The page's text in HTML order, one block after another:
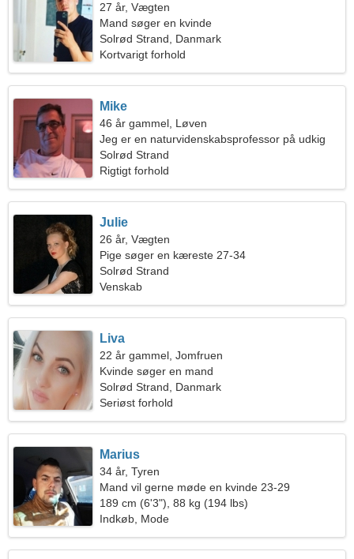
27 år, Vægten
Mand søger en kvinde
Solrød Strand, Danmark
Kortvarigt forhold
Mike
46 år gammel, Løven
Jeg er en naturvidenskabsprofessor på udkig
efter en passioneret kvinde
Solrød Strand
Rigtigt forhold
Julie
26 år, Vægten
Pige søger en kæreste 27-34
Solrød Strand
Venskab
Liva
22 år gammel, Jomfruen
Kvinde søger en mand
Solrød Strand, Danmark
Seriøst forhold
Marius
34 år, Tyren
Mand vil gerne møde en kvinde 23-29
189 cm (6'3"), 88 kg (194 lbs)
Indkøb, Mode